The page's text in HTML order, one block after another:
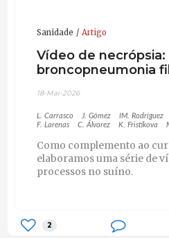
Sanidade Artigo
Vídeo de necrópsia:
broncopneumonia
18-Mai-2026
L. Carrasco J. Gómez IM. Rodríguez
F. Larenas
C. Álvarez K. Fristikova
Como complemento ao
elaboramos uma série de
processos no suíno.
2